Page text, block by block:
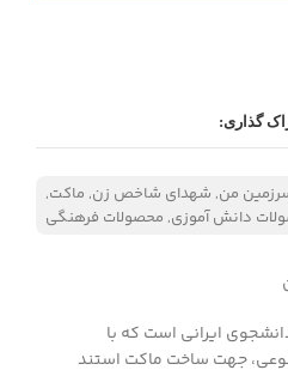
گذاری:
من, شهدای شاخص زن, ماکت,
دانش آموزی, محصولات فرهنگی
ایرانی است که با
جهت ساخت ماکت استند